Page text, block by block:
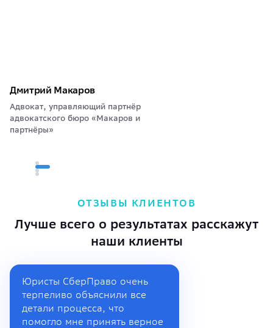
Дмитрий Макаров
Адвокат, управляющий партнёр
адвокатского бюро «Макаров и
партнёры»
ОТЗЫВЫ КЛИЕНТОВ
Лучше всего о результатах расскажут
наши клиенты
Юристы СберПраво очень
терпеливо объяснили все
детали процесса, что
помогло мне принять верное